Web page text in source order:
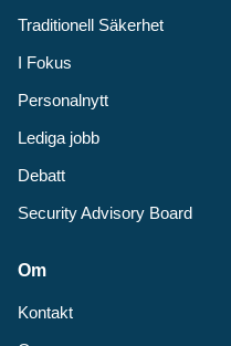
Traditionell Säkerhet
I Fokus
Personalnytt
Lediga jobb
Debatt
Security Advisory Board
Om
Kontakt